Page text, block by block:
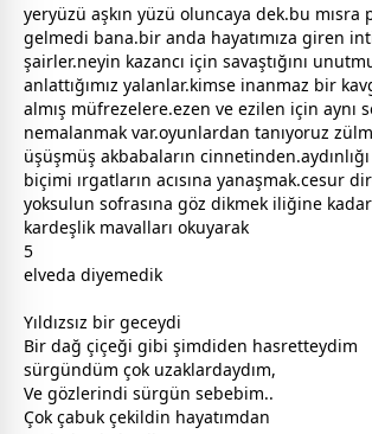
yeryüzü aşkın yüzü oluncaya dek.bu mısra
gelmedi bana.bir anda hayatımıza giren
şairler.neyin kazancı için savaştığını
anlattığımız yalanlar.kimse inanmaz bir
almış müfrezelere.ezen ve ezilen için aynı
nemalanmak var.oyunlardan tanıyoruz
üşüşmüş akbabaların
biçimi ırgatların acısına yanaşmak.cesur
yoksulun sofrasına göz dikmek iliğine
kardeşlik mavalları okuyarak
5
elveda diyemedik
Yıldızsız bir geceydi
Bir dağ çiçeği gibi şimdiden hasretteydim
sürgündüm çok uzaklardaydım,
Ve gözlerindi sürgün sebebim..
Çok çabuk çekildin hayatımdan